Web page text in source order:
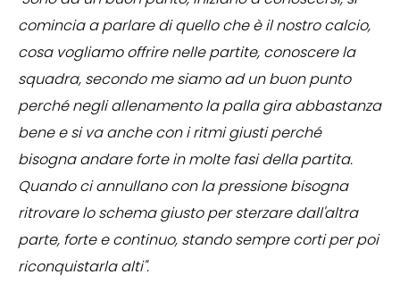
comincia a parlare di quello che è il nostro calcio,
cosa vogliamo offrire nelle partite, conoscere la
squadra, secondo me siamo ad un buon punto
perché negli allenamento la palla gira abbastanza
bene e si va anche con i ritmi giusti perché
bisogna andare forte in molte fasi della partita.
Quando ci annullano con la pressione bisogna
ritrovare lo schema giusto per sterzare dall'altra
parte, forte e continuo, stando sempre corti per poi
riconquistarla alti".